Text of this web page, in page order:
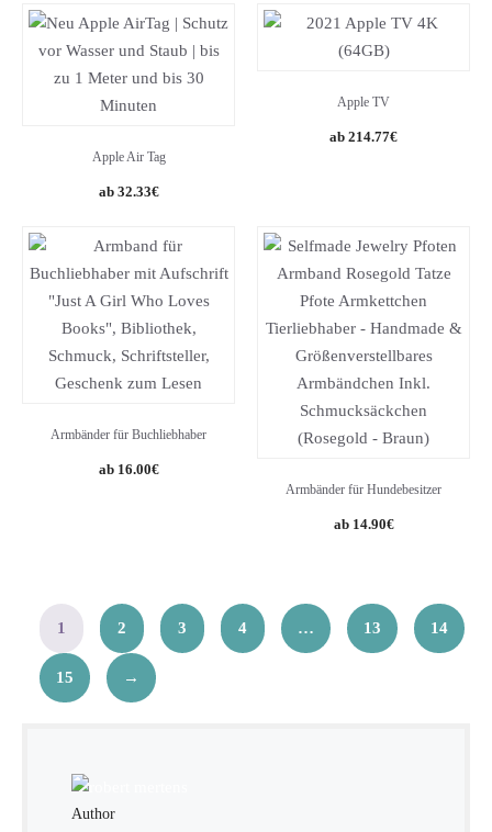
was:
is:
Apple Air Tag
Original
was:
32.33€Current
is:
Apple TV
214.77€
Armbänder für Buchliebhaber
16.00€
Armbänder für Hundebesitzer
14.90€
1 2 3 4 … 13 14
15 →
Author